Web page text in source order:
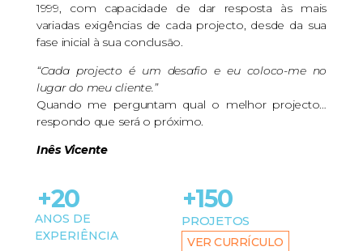
1999, com capacidade de dar resposta às mais
variadas exigências de cada projecto, desde da sua
fase inicial à sua conclusão.
“Cada projecto é um desafio e eu coloco-me no
lugar do meu cliente.”
Quando me perguntam qual o melhor projecto…
respondo que será o próximo.
Inês Vicente
+20
ANOS DE
EXPERIÊNCIA
+150
PROJETOS
VER CURRÍCULO